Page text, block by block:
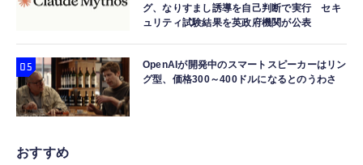
グ、なりすまし誘導を自己判断で実行 セキ
ュリティ試験結果を英政府機関が公表
OpenAIが開発中のスマートスピーカーはリン
グ型、価格300～400ドルになるとのうわさ
おすすめ